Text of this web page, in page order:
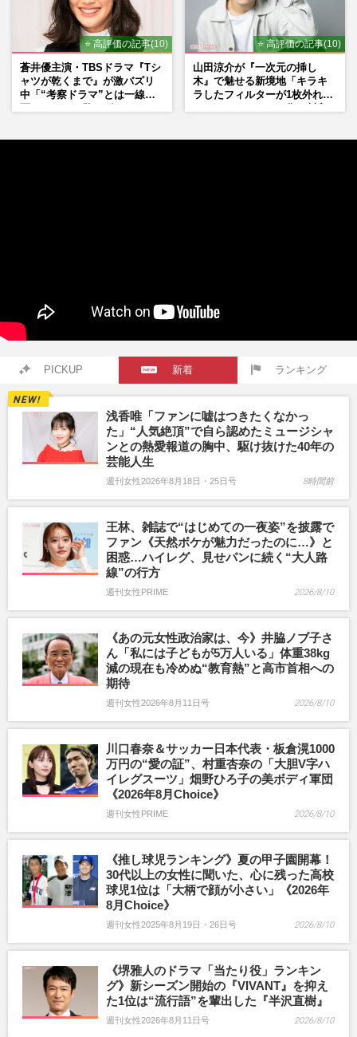
⭐ 高評価の記事(10)
蒼井優主演・TBSドラマ『Tシ
ャツが乾くまで』が激バズリ
中「“考察ドラマ”とは一線を
⭐ 高評価の記事(10)
山田涼介が『一次元の挿し
木』で魅せる新境地「キラキ
ラしたフィルターが1枚外れて
PICKUP 新着 ランキング
浅香唯「ファンに嘘はつきたくなかっ
た」“人気絶頂”で自ら認めたミュージシャ
ンとの熱愛報道の胸中、駆け抜けた40年の
芸能人生
週刊女性2026年8月18日・25日号 8時間前
王林、雑誌で“はじめての一夜姿”を披露で
ファン《天然ボケが魅力だったのに…》と
困惑…ハイレグ、見せパンに続く“大人路
線”の行方
週刊女性PRIME 2026/8/10
《あの元女性政治家は、今》井脇ノブ子さ
ん「私には子どもが5万人いる」体重38kg
減の現在も冷めぬ“教育熱”と高市首相への
期待
週刊女性2026年8月11日号 2026/8/10
川口春奈＆サッカー日本代表・板倉滉1000
万円の“愛の証”、村重杏奈の「大胆V字ハ
イレグスーツ」畑野ひろ子の美ボディ軍団
《2026年8月Choice》
週刊女性PRIME 2026/8/10
《推し球児ランキング》夏の甲子園開幕！
30代以上の女性に聞いた、心に残った高校
球児1位は「大柄で顔が小さい」《2026年
8月Choice》
週刊女性2025年8月19日・26日号 2026/8/10
《堺雅人のドラマ「当たり役」ランキン
グ》新シーズン開始の『VIVANT』を抑え
た1位は“流行語”を輩出した『半沢直樹』
週刊女性2026年8月11日号 2026/8/10